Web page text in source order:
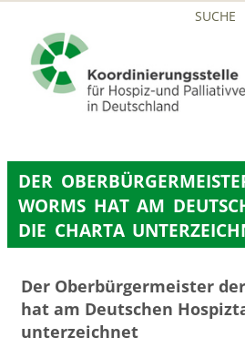
ÜBERSPRINGEN
SUCHE
DER
WORMS HAT AM
DIE CHARTA
Der Oberbürgermeister
hat am Deutschen
unterzeichnet